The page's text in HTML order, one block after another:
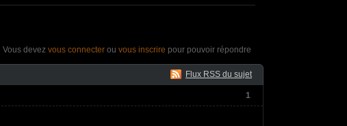
Vous devez vous connecter ou vous inscrire pour pouvoir répondre
Flux RSS du sujet
1